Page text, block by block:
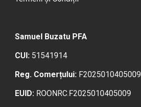
Samuel Buzatu PFA
CUI: 51541914
Reg. Comerțului: F2025010405009
EUID: ROONRC.F2025010405009